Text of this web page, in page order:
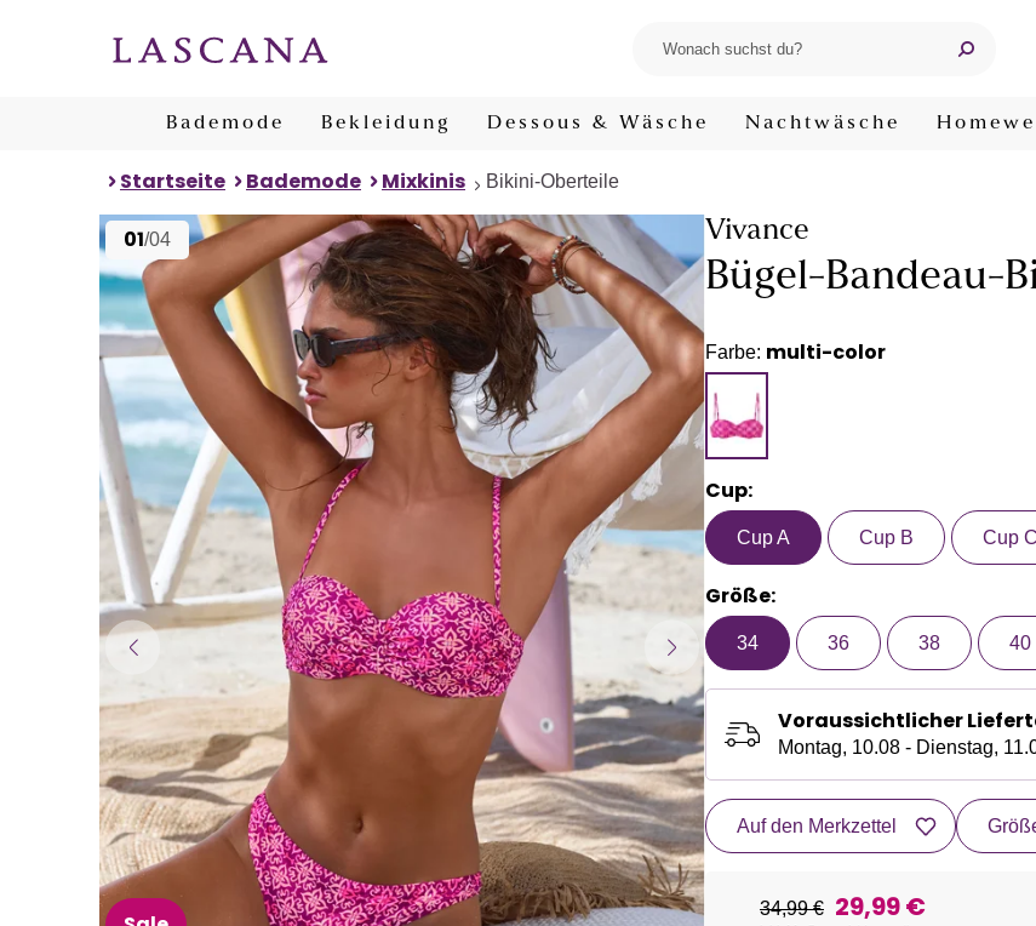
Bademode Bekleidung Dessous & Wäsche Nachtwäsche
Startseite Bademode Mixkinis Bikini-Oberteile
01/04 Vivance
Bügel-Bandeau-
Farbe: multi-color
Cup:
Cup A Cup B Cup C
Größe:
34 36 38 40
Voraussichtlicher
Montag, 10.08 - Dienstag,
Auf den Merkzettel
34,99 € 29,99 €